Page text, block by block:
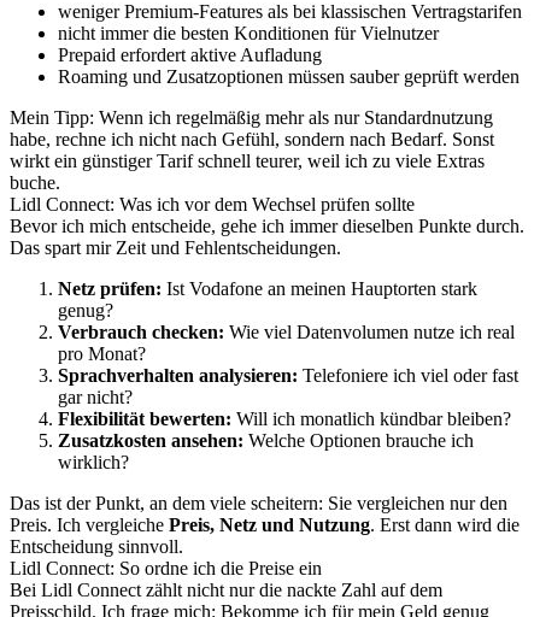
weniger Premium-Features als bei klassischen Vertragstarifen
nicht immer die besten Konditionen für Vielnutzer
Prepaid erfordert aktive Aufladung
Roaming und Zusatzoptionen müssen sauber geprüft werden
Mein Tipp: Wenn ich regelmäßig mehr als nur Standardnutzung
habe, rechne ich nicht nach Gefühl, sondern nach Bedarf. Sonst
wirkt ein günstiger Tarif schnell teurer, weil ich zu viele Extras
buche.
Lidl Connect: Was ich vor dem Wechsel prüfen sollte
Bevor ich mich entscheide, gehe ich immer dieselben Punkte durch.
Das spart mir Zeit und Fehlentscheidungen.
Netz prüfen: Ist Vodafone an meinen Hauptorten stark
genug?
Verbrauch checken: Wie viel Datenvolumen nutze ich real
pro Monat?
Sprachverhalten analysieren: Telefoniere ich viel oder fast
gar nicht?
Flexibilität bewerten: Will ich monatlich kündbar bleiben?
Zusatzkosten ansehen: Welche Optionen brauche ich
wirklich?
Das ist der Punkt, an dem viele scheitern: Sie vergleichen nur den
Preis. Ich vergleiche Preis, Netz und Nutzung. Erst dann wird die
Entscheidung sinnvoll.
Lidl Connect: So ordne ich die Preise ein
Bei Lidl Connect zählt nicht nur die nackte Zahl auf dem
Preisschild. Ich frage mich: Bekomme ich für mein Geld genug